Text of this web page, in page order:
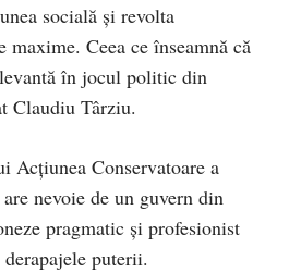
socială și revolta
Ceea ce înseamnă că
în jocul politic din
Claudiu Târziu.
Acțiunea Conservatoare a
nevoie de un guvern din
pragmatic și profesionist
puterii.